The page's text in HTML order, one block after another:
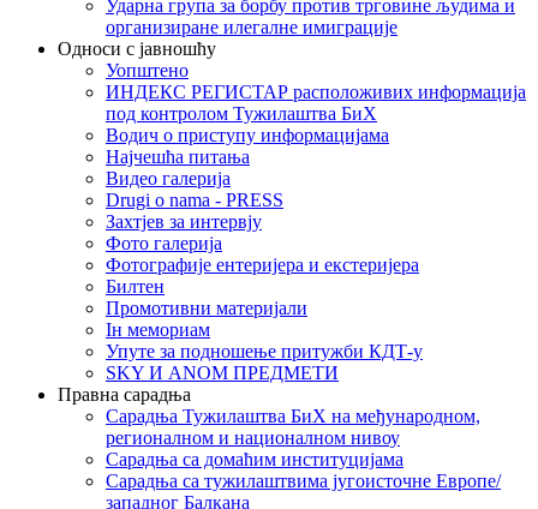
Ударна група за борбу против трговине људима и
организиране илегалне имиграције
Односи с јавношћу
Уопштено
ИНДЕКС РЕГИСТАР расположивих информација
под контролом Тужилаштва БиХ
Водич о приступу информацијама
Најчешћа питања
Видео галерија
Drugi o nama - PRESS
Захтјев за интервју
Фото галерија
Фотографије ентеријера и екстеријера
Билтен
Промотивни материјали
Iн мемориам
Упуте за подношење притужби КДТ-у
SKY И ANOM ПРЕДМЕТИ
Правна сарадња
Сарадња Тужилаштва БиХ на међународном,
регионалном и националном нивоу
Сарадња са домаћим институцијама
Сарадња са тужилаштвима југоисточне Европе/
западног Балкана